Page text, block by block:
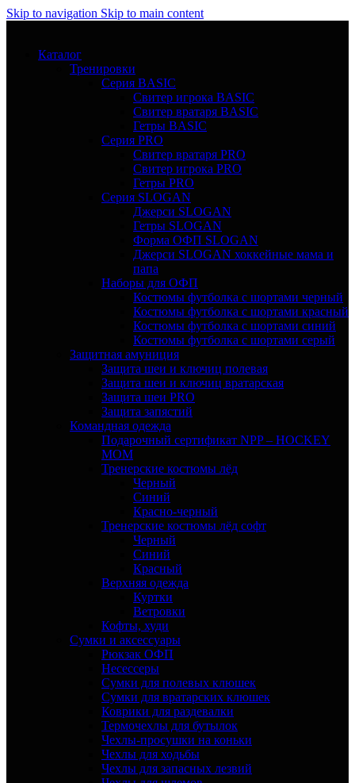
Skip to navigation Skip to main content
Каталог
Тренировки
Серия BASIC
Свитер игрока BASIC
Свитер вратаря BASIC
Гетры BASIC
Серия PRO
Свитер вратаря PRO
Свитер игрока PRO
Гетры PRO
Серия SLOGAN
Джерси SLOGAN
Гетры SLOGAN
Форма ОФП SLOGAN
Джерси SLOGAN хоккейные мама и
папа
Наборы для ОФП
Костюмы футболка с шортами черный
Костюмы футболка с шортами красный
Костюмы футболка с шортами синий
Костюмы футболка с шортами серый
Защитная амуниция
Защита шеи и ключиц полевая
Защита шеи и ключиц вратарская
Защита шеи PRO
Защита запястий
Командная одежда
Подарочный сертификат NPP – HOCKEY
MOM
Тренерские костюмы лёд
Черный
Синий
Красно-черный
Тренерские костюмы лёд софт
Черный
Синий
Красный
Верхняя одежда
Куртки
Ветровки
Кофты, худи
Сумки и аксессуары
Рюкзак ОФП
Несессеры
Сумки для полевых клюшек
Сумки для вратарских клюшек
Коврики для раздевалки
Термочехлы для бутылок
Чехлы-просушки на коньки
Чехлы для ходьбы
Чехлы для запасных лезвий